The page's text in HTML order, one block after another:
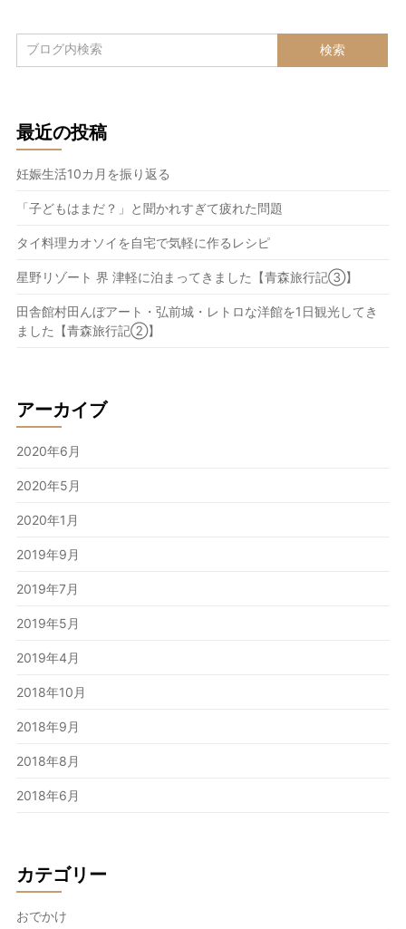
最近の投稿
妊娠生活10カ月を振り返る
「子どもはまだ？」と聞かれすぎて疲れた問題
タイ料理カオソイを自宅で気軽に作るレシピ
星野リゾート 界 津軽に泊まってきました【青森旅行記③】
田舎館村田んぼアート・弘前城・レトロな洋館を1日観光してき
ました【青森旅行記②】
アーカイブ
2020年6月
2020年5月
2020年1月
2019年9月
2019年7月
2019年5月
2019年4月
2018年10月
2018年9月
2018年8月
2018年6月
カテゴリー
おでかけ